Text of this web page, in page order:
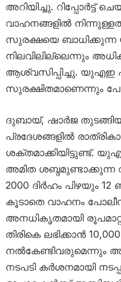
അറിയിച്ചു. റിപ്പോർട്ട്
വാഹനങ്ങളിൽ
സുരക്ഷയെ
നിലവിലില്ലെന്നും
ആശ്വസിപ്പിച്ചു. യുഎഇ
സുരക്ഷിതമാണെന്നും
ദുബായ്, ഷാർജ
പ്രദേശങ്ങളിൽ
ശക്തമാക്കിയിട്ടുണ്ട്.
അമിത ശബ്ദമുണ്ടാക്കുന്ന
2000 ദിർഹം പിഴയും
കൂടാതെ വാഹനം
അനധികൃതമായി
തിരികെ ലഭിക്കാൻ
നൽകേണ്ടിവരുമെന്നും
നടപടി കർശനമായി